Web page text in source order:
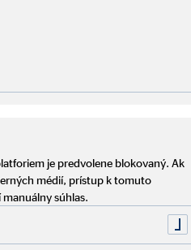
je predvolene blokovaný. Ak
médií, prístup k tomuto
súhlas.